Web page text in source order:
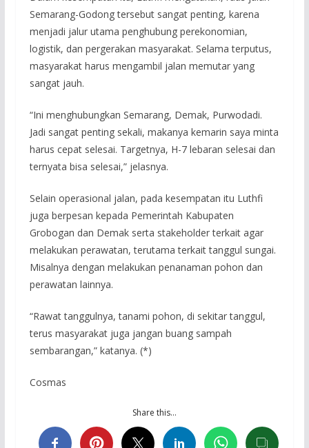
Semarang-Godong tersebut sangat penting, karena
menjadi jalur utama penghubung perekonomian,
logistik, dan pergerakan masyarakat. Selama terputus,
masyarakat harus mengambil jalan memutar yang
sangat jauh.
“Ini menghubungkan Semarang, Demak, Purwodadi.
Jadi sangat penting sekali, makanya kemarin saya minta
harus cepat selesai. Targetnya, H-7 lebaran selesai dan
ternyata bisa selesai,” jelasnya.
Selain operasional jalan, pada kesempatan itu Luthfi
juga berpesan kepada Pemerintah Kabupaten
Grobogan dan Demak serta stakeholder terkait agar
melakukan perawatan, terutama terkait tanggul sungai.
Misalnya dengan melakukan penanaman pohon dan
perawatan lainnya.
“Rawat tanggulnya, tanami pohon, di sekitar tanggul,
terus masyarakat juga jangan buang sampah
sembarangan,” katanya. (*)
Cosmas
Share this…